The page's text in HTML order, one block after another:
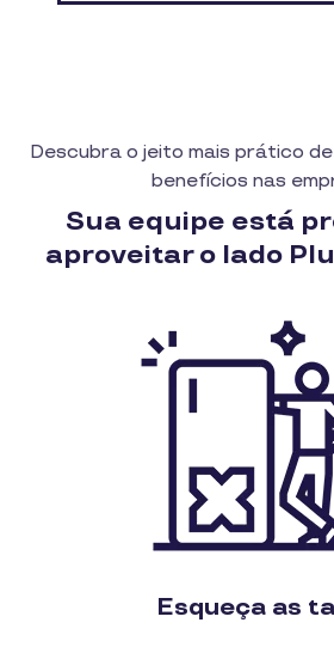
Descubra o jeito mais prático
benefícios nas
Sua equipe está
aproveitar o lado
Esqueça as